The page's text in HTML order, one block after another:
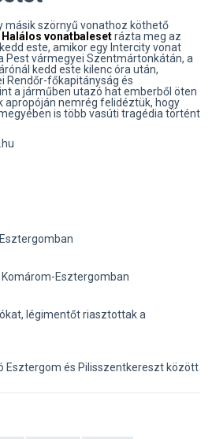
másik szörnyű vonathoz köthető
Halálos vonatbalesetrázta meg az
este, amikor egy Intercity vonat
Pest vármegyei Szentmártonkátán, a
kedd este kilenc óra után,
Rendőr-főkapitányság és
a járműben utazó hat emberből öten
apropóján nemrég felidéztük, hogy
is több vasúti tragédia történt
Komárom-Esztergomban
légimentőt riasztottak a
Esztergom és Pilisszentkereszt között